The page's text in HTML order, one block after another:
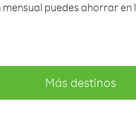
puedes ahorrar en
Más destinos